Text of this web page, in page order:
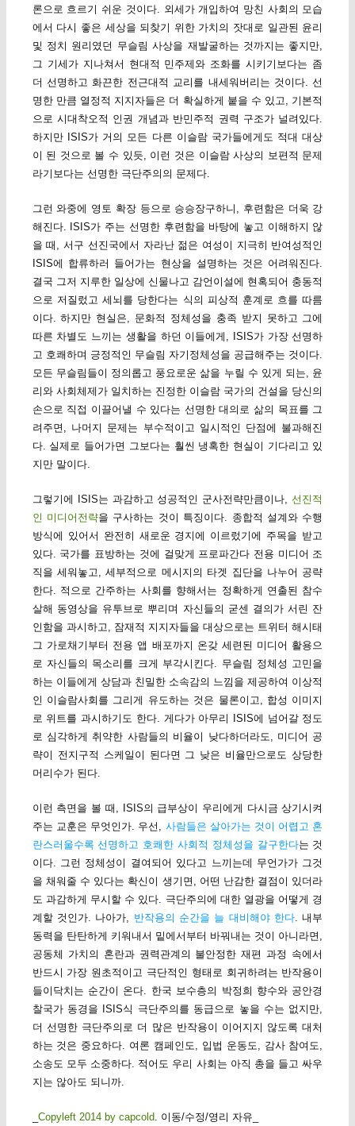
론으로 흐르기 쉬운 것이다. 외세가 개입하여 망친 사회의 모습
에서 다시 좋은 세상을 되찾기 위한 가치의 잣대로 일관된 윤리
및 정치 원리였던 무슬림 사상을 재발굴하는 것까지는 좋지만,
그 기세가 지나쳐서 현대적 민주제와 조화를 시키기보다는 좀
더 선명하고 화끈한 전근대적 교리를 내세워버리는 것이다. 선
명한 만큼 열정적 지지자들은 더 확실하게 붙을 수 있고, 기본적
으로 시대착오적 인권 개념과 반민주적 권력 구조가 널려있다.
하지만 ISIS가 거의 모든 다른 이슬람 국가들에게도 적대 대상
이 된 것으로 볼 수 있듯, 이런 것은 이슬람 사상의 보편적 문제
라기보다는 선명한 극단주의의 문제다.
그런 와중에 영토 확장 등으로 승승장구하니, 후련함은 더욱 강
해진다. ISIS가 주는 선명한 후련함을 바탕에 놓고 이해하지 않
을 때, 서구 선진국에서 자라난 젊은 여성이 지극히 반여성적인
ISIS에 합류하러 들어가는 현상을 설명하는 것은 어려워진다.
결국 그저 지루한 일상에 신물나고 감언이설에 현혹되어 충동적
으로 저질렀고 세뇌를 당한다는 식의 피상적 훈계로 흐를 따름
이다. 하지만 현실은, 문화적 정체성을 충족 받지 못하고 그에
따른 차별도 느끼는 생활을 하던 이들에게, ISIS가 가장 선명하
고 호쾌하며 긍정적인 무슬림 자기정체성을 공급해주는 것이다.
모든 무슬림들이 정의롭고 풍요로운 삶을 누릴 수 있게 되는, 윤
리와 사회체제가 일치하는 진정한 이슬람 국가의 건설을 당신의
손으로 직접 이끌어낼 수 있다는 선명한 대의로 삶의 목표를 그
려주면, 나머지 문제는 부수적이고 일시적인 단점에 불과해진
다. 실제로 들어가면 그보다는 훨씬 냉혹한 현실이 기다리고 있
지만 말이다.
그렇기에 ISIS는 과감하고 성공적인 군사전략만큼이나,선진적
인 미디어전략을 구사하는 것이 특징이다. 종합적 설계와 수행
방식에 있어서 완전히 새로운 경지에 이르렀기에 주목을 받고
있다. 국가를 표방하는 것에 걸맞게 프로파간다 전용 미디어 조
직을 세워놓고, 세부적으로 메시지의 타겟 집단을 나누어 공략
한다. 적으로 간주하는 사회를 향해서는 정확하게 연출된 참수
살해 동영상을 유투브로 뿌리며 자신들의 굳센 결의가 서린 잔
인함을 과시하고, 잠재적 지지자들을 대상으로는 트위터 해시태
그 가로채기부터 전용 앱 배포까지 온갖 세련된 미디어 활용으
로 자신들의 목소리를 크게 부각시킨다. 무슬림 정체성 고민을
하는 이들에게 상담과 친밀한 소속감의 느낌을 제공하여 이상적
인 이슬람사회를 그리게 유도하는 것은 물론이고, 합성 이미지
로 위트를 과시하기도 한다. 게다가 아무리 ISIS에 넘어갈 정도
로 심각하게 취약한 사람들의 비율이 낮다하더라도, 미디어 공
략이 전지구적 스케일이 된다면 그 낮은 비율만으로도 상당한
머리수가 된다.
이런 측면을 볼 때, ISIS의 급부상이 우리에게 다시금 상기시켜
주는 교훈은 무엇인가. 우선, 사람들은 살아가는 것이 어렵고 혼
란스러울수록 선명하고 호쾌한 사회적 정체성을 갈구한다는 것
이다. 그런 정체성이 결여되어 있다고 느끼는데 무언가가 그것
을 채워줄 수 있다는 확신이 생기면, 어떤 난감한 결점이 있더라
도 과감하게 무시할 수 있다. 극단주의에 대한 열광을 어떻게 경
계할 것인가. 나아가, 반작용의 순간을 늘 대비해야 한다. 내부
동력을 탄탄하게 키워내서 밑에서부터 바꿔내는 것이 아니라면,
공동체 가치의 혼란과 권력관계의 불안정한 재편 과정 속에서
반드시 가장 원초적이고 극단적인 형태로 회귀하려는 반작용이
들이닥치는 순간이 온다. 한국 보수층의 박정희 향수와 공안경
찰국가 동경을 ISIS식 극단주의를 동급으로 놓을 수는 없지만,
더 선명한 극단주의로 더 많은 반작용이 이어지지 않도록 대처
하는 것은 중요하다. 여론 캠페인도, 입법 운동도, 감사 참여도,
소송도 모두 소중하다. 적어도 우리 사회는 아직 총을 들고 싸우
지는 않아도 되니까.
Copyleft 2014 by capcold. 이동/수정/영리 자유_